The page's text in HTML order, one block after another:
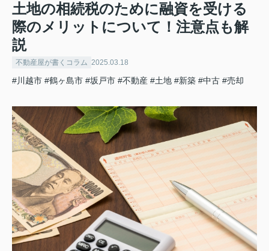
土地の相続税のために融資を受ける
際のメリットについて！注意点も解
説
不動産屋が書くコラム 2025.03.18
#川越市 #鶴ヶ島市 #坂戸市 #不動産 #土地 #新築 #中古 #売却